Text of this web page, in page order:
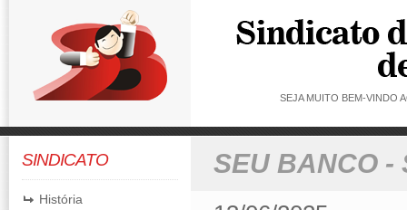
SEJA MUITO BEM-
SINDICATO
História
SEU BANCO -